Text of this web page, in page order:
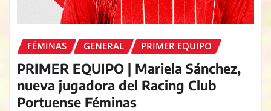
FÉMINAS GENERAL PRIMER EQUIPO
PRIMER EQUIPO | Mariela Sánchez,
nueva jugadora del Racing Club
Portuense Féminas